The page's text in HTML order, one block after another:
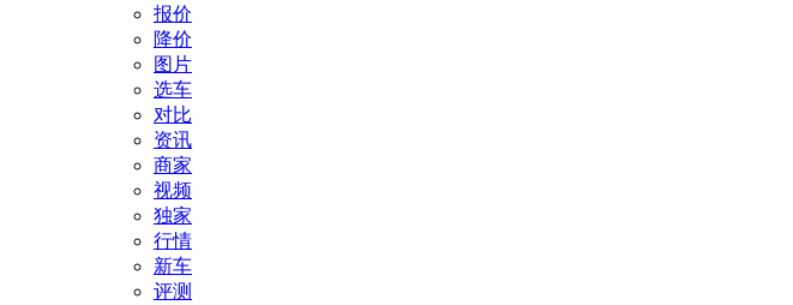
报价
降价
图片
选车
对比
资讯
商家
视频
独家
行情
新车
评测